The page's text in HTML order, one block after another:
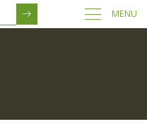
MENU